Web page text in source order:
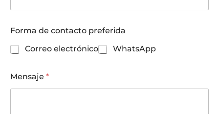
Forma de contacto preferida
Correo electrónico
WhatsApp
Mensaje *